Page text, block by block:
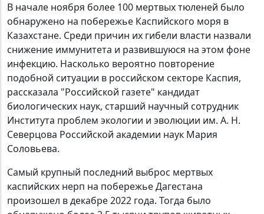
В начале ноября более 100 мертвых тюленей было
обнаружено на побережье Каспийского моря в
Казахстане. Среди причин их гибели власти назвали
снижение иммунитета и развившуюся на этом фоне
инфекцию. Насколько вероятно повторение
подобной ситуации в российском секторе Каспия,
рассказала "Российской газете" кандидат
биологических наук, старший научный сотрудник
Института проблем экологии и эволюции им. А. Н.
Северцова Российской академии наук Мария
Соловьева.
Самый крупный последний выброс мертвых
каспийских нерп на побережье Дагестана
произошел в декабре 2022 года. Тогда было